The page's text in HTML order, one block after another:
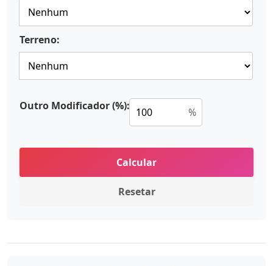
Terreno:
Outro Modificador (%): %
Calcular
Resetar